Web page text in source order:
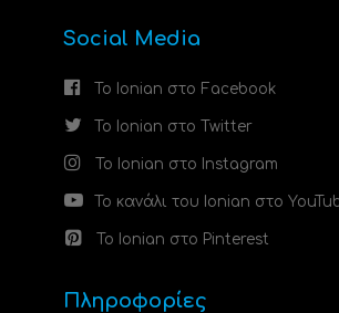
Social Media
Το Ionian στο Facebook
Το Ionian στο Twitter
Το Ionian στο Instagram
Το κανάλι του Ionian στο
Το Ionian στο Pinterest
Πληροφορίες